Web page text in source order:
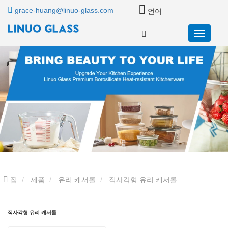
grace-huang@linuo-glass.com 언어
집 제품 유리 캐서롤 직사각형 유리 캐서롤
직사각형 유리 캐서롤